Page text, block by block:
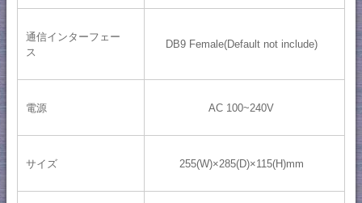
通信インターフェー
ス
DB9 Female(Default not include)
電源 AC 100~240V
サイズ 255(W)×285(D)×115(H)mm